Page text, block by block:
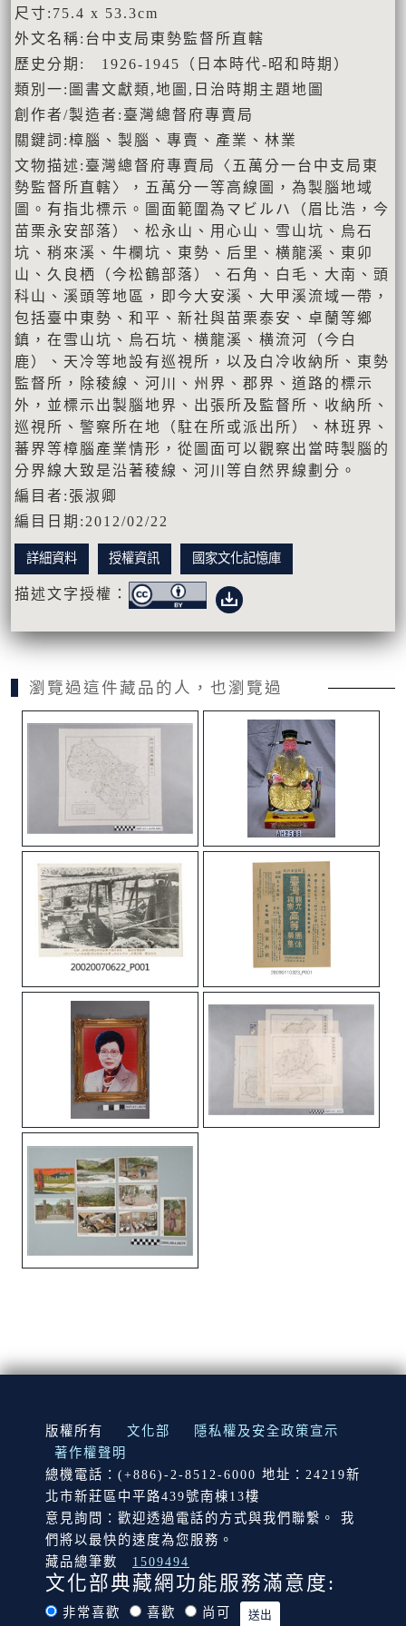
尺寸:75.4 x 53.3cm
外文名稱:台中支局東勢監督所直轄
歷史分期: 1926-1945（日本時代-昭和時期）
類別一:圖書文獻類,地圖,日治時期主題地圖
創作者/製造者:臺灣總督府專賣局
關鍵詞:樟腦、製腦、專賣、產業、林業
文物描述:臺灣總督府專賣局〈五萬分一台中支局東
勢監督所直轄〉，五萬分一等高線圖，為製腦地域
圖。有指北標示。圖面範圍為マビルハ（眉比浩，今
苗栗永安部落）、松永山、用心山、雪山坑、烏石
坑、稍來溪、牛欄坑、東勢、后里、横龍溪、東卯
山、久良栖（今松鶴部落）、石角、白毛、大南、頭
科山、溪頭等地區，即今大安溪、大甲溪流域一帶，
包括臺中東勢、和平、新社與苗栗泰安、卓蘭等鄉
鎮，在雪山坑、烏石坑、横龍溪、横流河（今白
鹿）、天冷等地設有巡視所，以及白冷收納所、東勢
監督所，除稜線、河川、州界、郡界、道路的標示
外，並標示出製腦地界、出張所及監督所、收納所、
巡視所、警察所在地（駐在所或派出所）、林班界、
蕃界等樟腦產業情形，從圖面可以觀察出當時製腦的
分界線大致是沿著稜線、河川等自然界線劃分。
編目者:張淑卿
編目日期:2012/02/22
詳細資料 授權資訊 國家文化記憶庫
描述文字授權：
瀏覽過這件藏品的人，也瀏覽過
:::
版權所有 文化部
隱私權及安全政策宣示
著作權聲明
總機電話：(+886)-2-8512-6000 地址：24219新
北市新莊區中平路439號南棟13樓
意見詢問：歡迎透過電話的方式與我們聯繫。 我
們將以最快的速度為您服務。
藏品總筆數
1509494
文化部典藏網功能服務滿意度:
非常喜歡 喜歡 尚可